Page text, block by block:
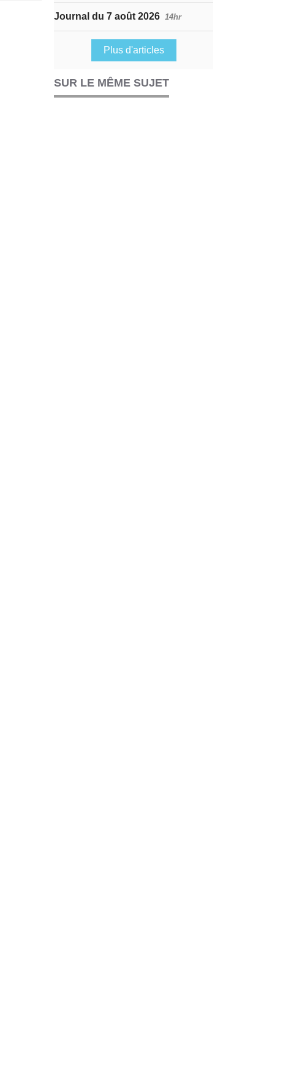
Journal du 7 août 2026 14hr
Plus d'articles
SUR LE MÊME SUJET